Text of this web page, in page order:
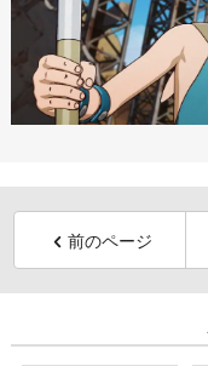
前のページ